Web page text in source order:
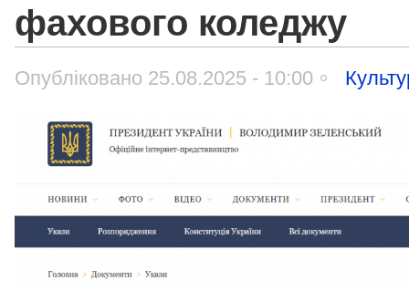
фахового коледжу
Опубліковано 25.08.2025 - 10:00